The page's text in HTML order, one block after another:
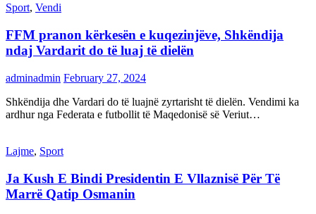
Sport, Vendi
FFM pranon kërkesën e kuqezinjëve, Shkëndija
ndaj Vardarit do të luaj të dielën
adminadmin February 27, 2024
Shkëndija dhe Vardari do të luajnë zyrtarisht të dielën. Vendimi ka
ardhur nga Federata e futbollit të Maqedonisë së Veriut…
Lajme, Sport
Ja Kush E Bindi Presidentin E Vllaznisë Për Të
Marrë Qatip Osmanin